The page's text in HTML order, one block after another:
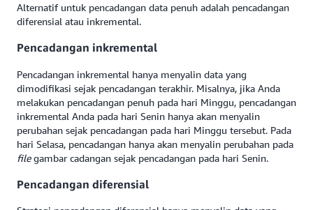
Alternatif untuk pencadangan data penuh adalah pencadangan
diferensial atau inkremental.
Pencadangan inkremental
Pencadangan inkremental hanya menyalin data yang
dimodifikasi sejak pencadangan terakhir. Misalnya, jika Anda
melakukan pencadangan penuh pada hari Minggu, pencadangan
inkremental Anda pada hari Senin hanya akan menyalin
perubahan sejak pencadangan pada hari Minggu tersebut. Pada
hari Selasa, pencadangan hanya akan menyalin perubahan pada
filegambar cadangan sejak pencadangan pada hari Senin.
Pencadangan diferensial